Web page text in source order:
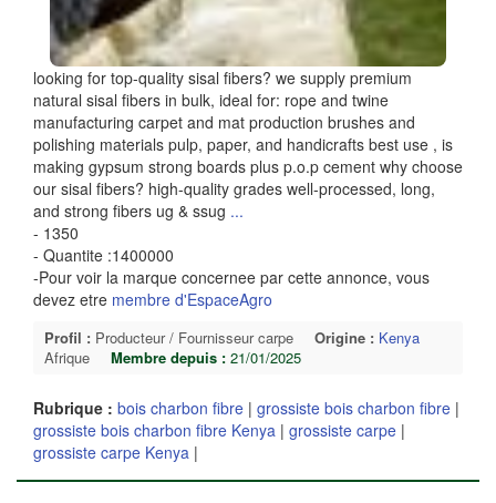
looking for top-quality sisal fibers? we supply premium
natural sisal fibers in bulk, ideal for: rope and twine
manufacturing carpet and mat production brushes and
polishing materials pulp, paper, and handicrafts best use , is
making gypsum strong boards plus p.o.p cement why choose
our sisal fibers? high-quality grades well-processed, long,
and strong fibers ug & ssug ...
- 1350
- Quantite :1400000
-Pour voir la marque concernee par cette annonce, vous
devez etre membre d'EspaceAgro
Profil : Producteur / Fournisseur carpe Origine : Kenya
Afrique
Membre depuis : 21/01/2025
Rubrique : bois charbon fibre | grossiste bois charbon fibre |
grossiste bois charbon fibre Kenya | grossiste carpe |
grossiste carpe Kenya |